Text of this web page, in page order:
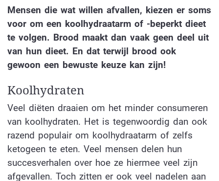
Mensen die wat willen afvallen, kiezen er soms
voor om een koolhydraatarm of -beperkt dieet
te volgen. Brood maakt dan vaak geen deel uit
van hun dieet. En dat terwijl brood ook
gewoon een bewuste keuze kan zijn!
Koolhydraten
Veel diëten draaien om het minder consumeren
van koolhydraten. Het is tegenwoordig dan ook
razend populair om koolhydraatarm of zelfs
ketogeen te eten. Veel mensen delen hun
succesverhalen over hoe ze hiermee veel zijn
afgevallen. Toch zitten er ook veel nadelen aan